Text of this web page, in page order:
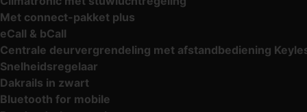
Met connect-pakket plus
eCall & bCall
Centrale deurvergrendeling met afstandbediening
Snelheidsregelaar
Dakrails in zwart
Bluetooth for mobile